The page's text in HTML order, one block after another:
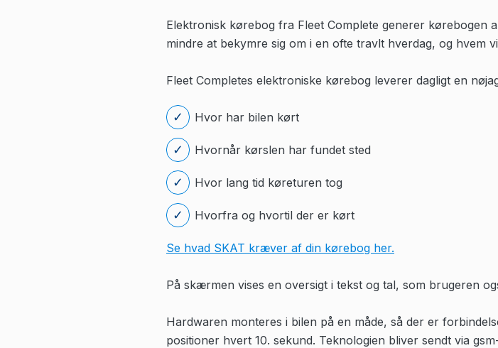
Elektronisk kørebog fra Fleet Complete generer kørebogen
mindre at bekymre sig om i en ofte travlt hverdag, og hvem
Fleet Completes elektroniske kørebog leverer dagligt en
Hvor har bilen kørt
Hvornår kørslen har fundet sted
Hvor lang tid køreturen tog
Hvorfra og hvortil der er kørt
Se hvad SKAT kræver af din kørebog her.
På skærmen vises en oversigt i tekst og tal, som brugeren
Hardwaren monteres i bilen på en måde, så der er
positioner hvert 10. sekund. Teknologien bliver sendt via